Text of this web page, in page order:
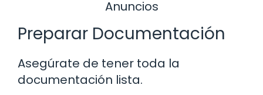
Anuncios
Preparar Documentación
Asegúrate de tener toda la
documentación lista.